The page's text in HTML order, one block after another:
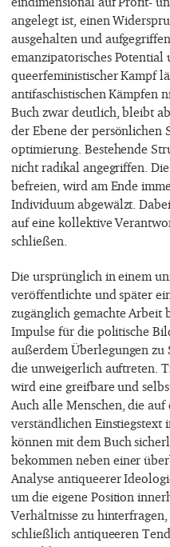
angelegt ist, einen
ausgehalten und
emanzipatorisches
queerfeministischer Kampf
antifaschistischen Kämpfen
Buch zwar deutlich, bleibt
der Ebene der persönlichen
optimierung. Bestehende
nicht radikal angegriffen.
befreien, wird am Ende
Individuum abgewälzt.
auf eine kollektive
schließen.
Die ursprünglich in einem
veröffentlichte und später
zugänglich gemachte Arbeit
Impulse für die politische
außerdem Überlegungen zu
die unweigerlich auftreten.
wird eine greifbare und
Auch alle Menschen, die auf
verständlichen Einstiegstext
können mit dem Buch
bekommen neben einer
Analyse antiqueerer
um die eigene Position
Verhältnisse zu
schließlich antiqueeren